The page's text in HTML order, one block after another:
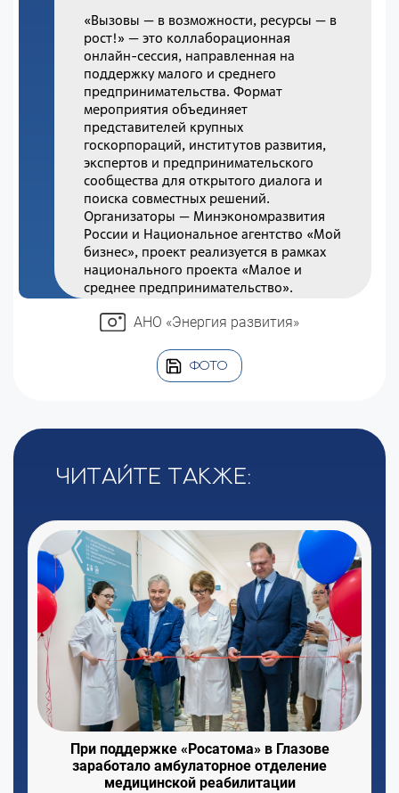
«Вызовы — в возможности, ресурсы — в
рост!» — это коллаборационная
онлайн-сессия, направленная на
поддержку малого и среднего
предпринимательства. Формат
мероприятия объединяет
представителей крупных
госкорпораций, институтов развития,
экспертов и предпринимательского
сообщества для открытого диалога и
поиска совместных решений.
Организаторы — Минэкономразвития
России и Национальное агентство «Мой
бизнес», проект реализуется в рамках
национального проекта «Малое и
среднее предпринимательство».
АНО «Энергия развития»
ФОТО
Читайте также:
При поддержке «Росатома» в Глазове
заработало амбулаторное отделение
медицинской реабилитации